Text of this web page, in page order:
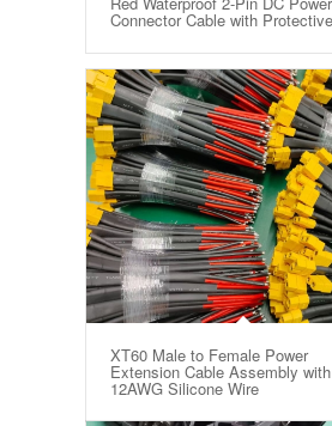
Connector Cable with
XT60 Male to Female Power
Extension Cable Assembly with
12AWG Silicone Wire